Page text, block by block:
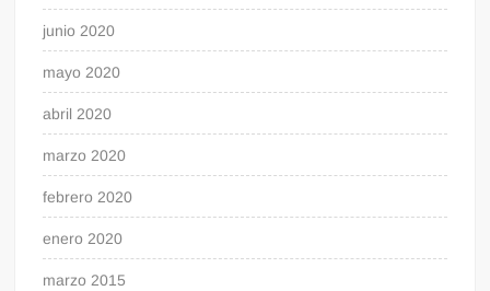
junio 2020
mayo 2020
abril 2020
marzo 2020
febrero 2020
enero 2020
marzo 2015